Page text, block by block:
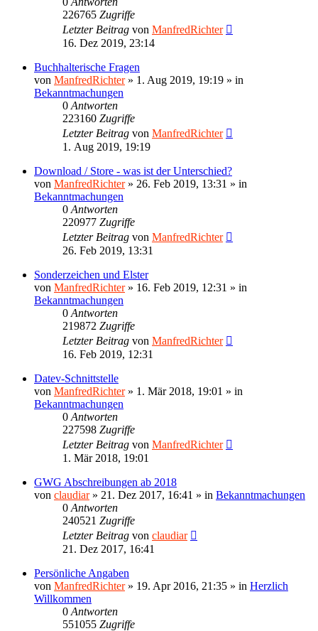
226765 Zugriffe
Letzter Beitrag von ManfredRichter
16. Dez 2019, 23:14
Buchhalterische Fragen
von ManfredRichter» 1. Aug 2019, 19:19 » in
Bekanntmachungen
0 Antworten
223160 Zugriffe
Letzter Beitrag von ManfredRichter
1. Aug 2019, 19:19
Download / Store - was ist der Unterschied?
von ManfredRichter» 26. Feb 2019, 13:31 » in
Bekanntmachungen
0 Antworten
220977 Zugriffe
Letzter Beitrag von ManfredRichter
26. Feb 2019, 13:31
Sonderzeichen und Elster
von ManfredRichter» 16. Feb 2019, 12:31 » in
Bekanntmachungen
0 Antworten
219872 Zugriffe
Letzter Beitrag von ManfredRichter
16. Feb 2019, 12:31
Datev-Schnittstelle
von ManfredRichter» 1. Mär 2018, 19:01 » in
Bekanntmachungen
0 Antworten
227598 Zugriffe
Letzter Beitrag von ManfredRichter
1. Mär 2018, 19:01
GWG Abschreibungen ab 2018
von claudiar» 21. Dez 2017, 16:41 » in Bekanntmachungen
0 Antworten
240521 Zugriffe
Letzter Beitrag von claudiar
21. Dez 2017, 16:41
Persönliche Angaben
von ManfredRichter» 19. Apr 2016, 21:35 » in Herzlich
Willkommen
0 Antworten
551055 Zugriffe